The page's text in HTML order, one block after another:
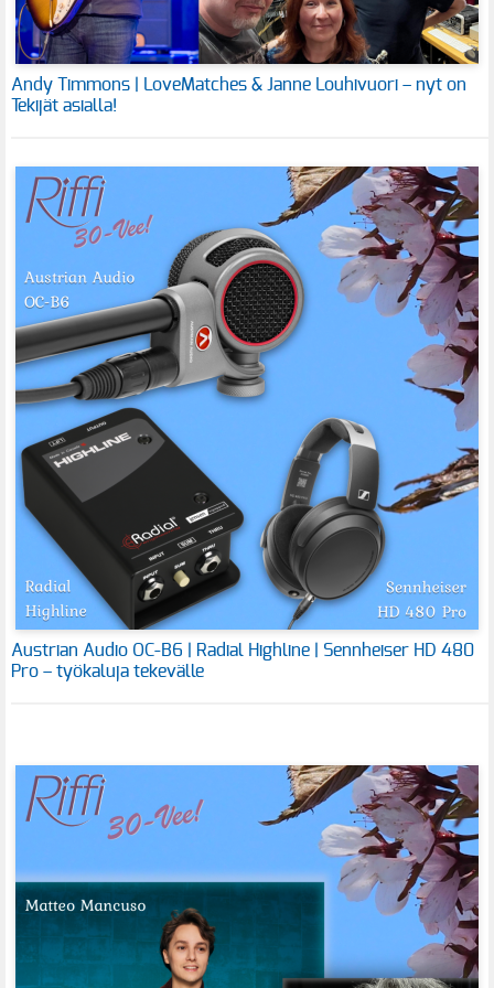
Andy Timmons | LoveMatches & Janne Louhivuori – nyt on
Tekijät asialla!
Austrian Audio OC-B6 | Radial Highline | Sennheiser HD 480
Pro – työkaluja tekevälle